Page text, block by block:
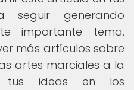
seguir generando
importante tema.
más artículos sobre
artes marciales a la
tus ideas en los